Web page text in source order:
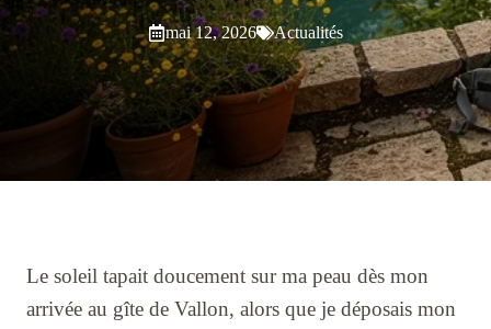
mai 12, 2026 Actualités
Le soleil tapait doucement sur ma peau dès mon
arrivée au gîte de Vallon, alors que je déposais mon